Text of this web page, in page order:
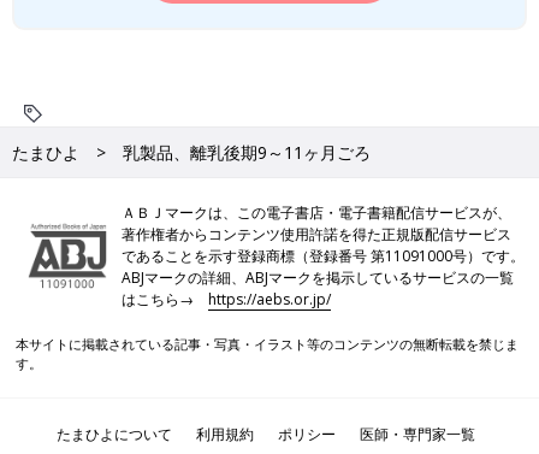
たまひよ 乳製品、離乳後期9～11ヶ月ごろ
ＡＢＪマークは、この電子書店・電子書籍配信サービスが、
著作権者からコンテンツ使用許諾を得た正規版配信サービス
であることを示す登録商標（登録番号 第11091000号）です。
ABJマークの詳細、ABJマークを掲示しているサービスの一覧
はこちら→https://aebs.or.jp/
本サイトに掲載されている記事・写真・イラスト等のコンテンツの無断転載を禁じま
す。
たまひよについて 利用規約 ポリシー
医師・専門家一覧